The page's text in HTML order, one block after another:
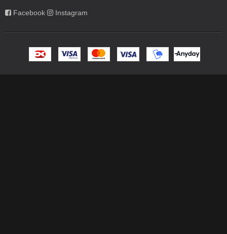
Facebook Instagram